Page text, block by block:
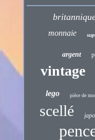
monnaie
argent
vintage
lego pièce de
scellé